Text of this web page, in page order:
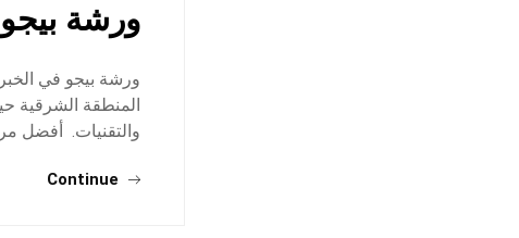
ورشة
ورشة بيجو في
المنطقة الشرقية
والتقنيات. أفضل
Continue